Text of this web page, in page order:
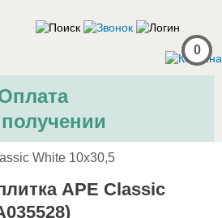
0
White 10x30,5
APE Classic